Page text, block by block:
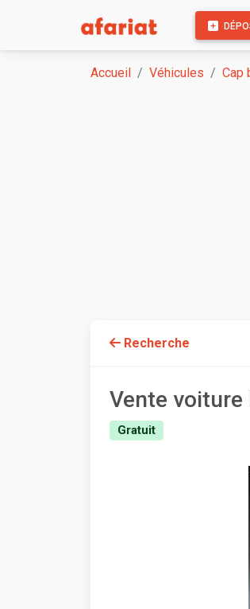
Accueil Véhicules Cap
Recherche
Vente voiture
Gratuit